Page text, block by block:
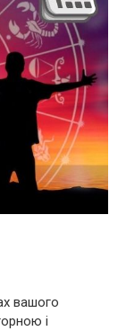
вашого
і